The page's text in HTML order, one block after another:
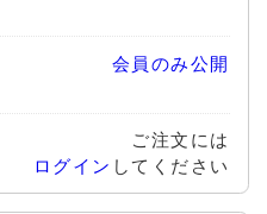
会員のみ公開
ご注文には
ログイン してください